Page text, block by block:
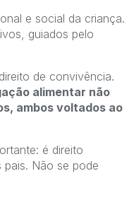
e social da criança.
guiados pelo
de convivência.
alimentar não
ambos voltados ao
é direito
Não se pode